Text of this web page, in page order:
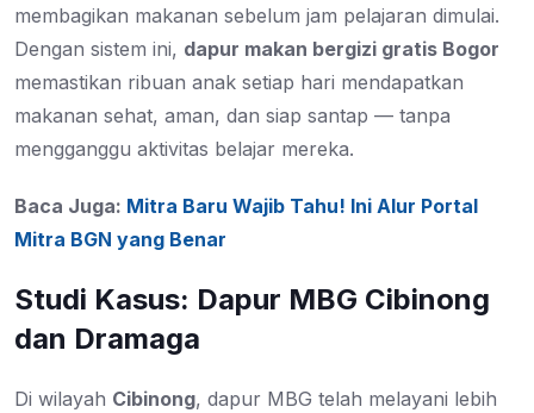
membagikan makanan sebelum jam pelajaran dimulai.
Dengan sistem ini, dapur makan bergizi gratis Bogor
memastikan ribuan anak setiap hari mendapatkan
makanan sehat, aman, dan siap santap — tanpa
mengganggu aktivitas belajar mereka.
Baca Juga: Mitra Baru Wajib Tahu! Ini Alur Portal
Mitra BGN yang Benar
Studi Kasus: Dapur MBG Cibinong
dan Dramaga
Di wilayah Cibinong, dapur MBG telah melayani lebih